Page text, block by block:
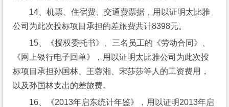
14、机票、住宿费、交通费票据，用以证明太比雅
公司为此次投标项目承担的差旅费共计8398元。
15、《授权委托书》、三名员工的《劳动合同》、
《网上银行电子回单》，用以证明太比雅公司为此次投
标项目承担孙国林、王蓉湘、宋莎莎等人的工资费用，
以及孙国林支出的差旅费。
16、《2013年启东统计年鉴》，用以证明2013年启